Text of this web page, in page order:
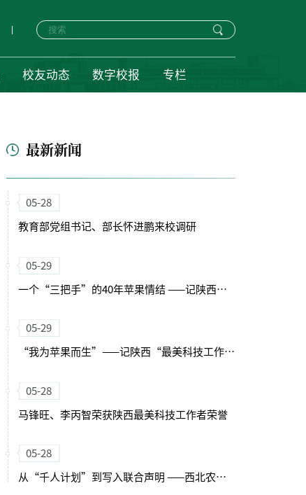
校友动态 数字校报 专栏
最新新闻
05-28
教育部党组书记、部长怀进鹏来校调研
05-29
一个“三把手”的40年苹果情结 ——记陕西“最美科技工作者”马锋旺教授
05-29
“我为苹果而生”——记陕西“最美科技工作者”李丙智教授
05-28
马锋旺、李丙智荣获陕西最美科技工作者荣誉
05-28
从“千人计划”到写入联合声明 ——西北农林科技大学助力中巴农业合作纪实